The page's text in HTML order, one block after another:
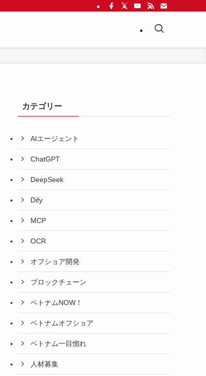
カテゴリー
AIエージェント
ChatGPT
DeepSeek
Dify
MCP
OCR
オフショア開発
ブロックチェーン
ベトナムNOW！
ベトナムオフショア
ベトナム一目惚れ
人材募集